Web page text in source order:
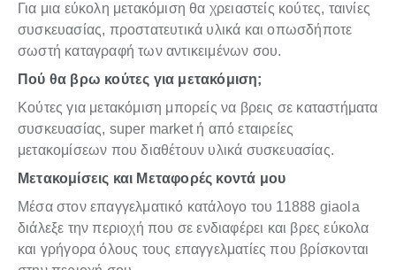
Για μια εύκολη μετακόμιση θα χρειαστείς κούτες, ταινίες
συσκευασίας, προστατευτικά υλικά και οπωσδήποτε
σωστή καταγραφή των αντικειμένων σου.
Πού θα βρω κούτες για μετακόμιση;
Κούτες για μετακόμιση μπορείς να βρεις σε καταστήματα
συσκευασίας, super market ή από εταιρείες
μετακομίσεων που διαθέτουν υλικά συσκευασίας.
Μετακομίσεις και Μεταφορές κοντά μου
Μέσα στον επαγγελματικό κατάλογο του 11888 giaola
διάλεξε την περιοχή που σε ενδιαφέρει και βρες εύκολα
και γρήγορα όλους τους επαγγελματίες που βρίσκονται